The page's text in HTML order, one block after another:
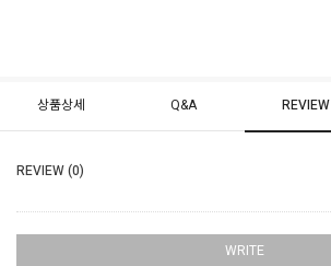
상품상세 Q&A REVIEW
REVIEW (0)
WRITE